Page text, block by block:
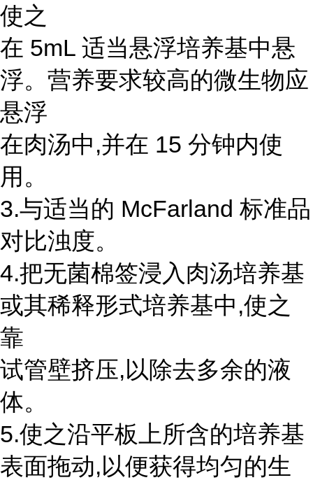
使之
在 5mL 适当悬浮培养基中悬
浮。营养要求较高的微生物应
悬浮
在肉汤中,并在 15 分钟内使
用。
3.与适当的 McFarland 标准品
对比浊度。
4.把无菌棉签浸入肉汤培养基
或其稀释形式培养基中,使之
靠
试管壁挤压,以除去多余的液
体。
5.使之沿平板上所含的培养基
表面拖动,以便获得均匀的生